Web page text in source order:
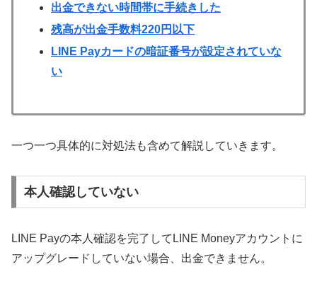
出金できない時間帯に手続きした
残高が出金手数料220円以下
LINE Payカードの暗証番号が設定されていな
い
一つ一つ具体的に対処法も含めて解説していきます。
本人確認していない
LINE Payの本人確認を完了してLINE Moneyアカウントに
アップグレードしていない場合、出金できません。